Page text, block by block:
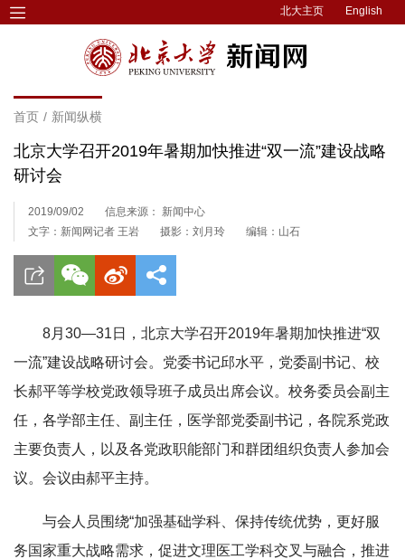
北大主页 English
首页 / 新闻纵横
北京大学召开2019年暑期加快推进“双一流”建设战略
研讨会
2019/09/02
信息来源： 新闻中心
文字：新闻网记者 王岩
摄影：刘月玲 编辑：山石
8月30—31日­，北京大学召开2019年暑期加快推进“双
一流”建设战略研讨会。党委书记邱水平，党委副书记、校
长郝平等学校党政领导班子成员出席会议。校务委员会副主
任，各学部主任、副主任，医学部党委副书记，各院系党政
主要负责人，以及各党政职能部门和群团组织负责人参加会
议。会议由郝平主持。
与会人员围绕“加强基础学科、保持传统优势，更好服
务国家重大战略需求，促进文理医工学科交叉与融合，推进